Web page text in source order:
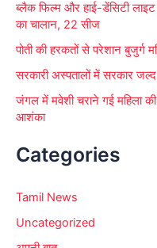
ब्लैक फिल्म और हाई-डेंसिटी लाइट
का चालान, 22 सीज
पोती की हरकतों से परेशान बुजुर्ग
सरकारी अस्पतालों में सरकार
जंगल में मवेशी चराने गई महिला
आशंका
Categories
Tamil News
Uncategorized